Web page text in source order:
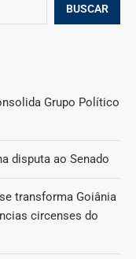
BUSCAR
Grupo Político
disputa ao Senado
transforma Goiânia
circenses do